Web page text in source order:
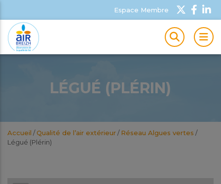
Espace Membre
LÉGUÉ (PLÉRIN)
Accueil /Qualité de l’air extérieur/Réseau Algues vertes /
Légué (Plérin)